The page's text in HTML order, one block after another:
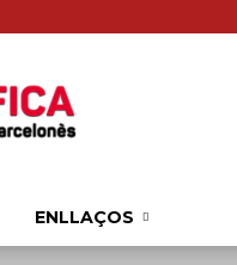
ENLLAÇOS